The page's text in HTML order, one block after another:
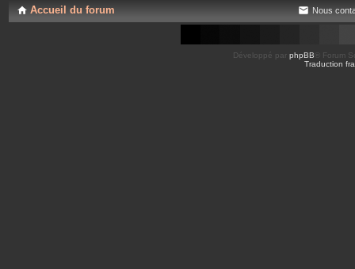
Accueil du forum Nous
Développé par phpBB ® Forum
Traduction